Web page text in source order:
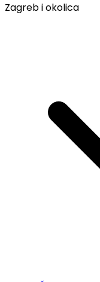
Zagreb i okolica